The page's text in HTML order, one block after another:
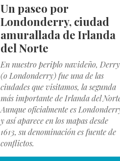
Un paseo por
Londonderry, ciudad
amurallada de Irlanda
del Norte
En nuestro periplo navideño, Derry
(o Londonderry) fue una de las
ciudades que visitamos, la segunda
más importante de Irlanda del
Aunque oficialmente es
y así aparece en los mapas desde
1613, su denominación es fuente de
conflictos.